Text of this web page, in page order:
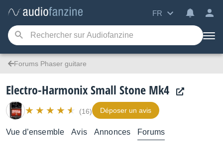
FR
Forums Phaser guitare
Electro-Harmonix Small Stone Mk4
(16) Déposer un avis
Vue d’ensemble Avis Annonces Forums